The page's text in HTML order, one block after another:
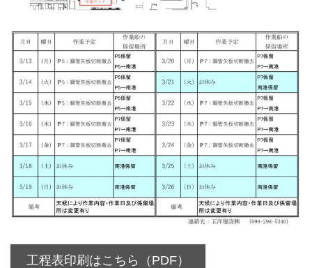
工程表印刷はこちら（PDF）